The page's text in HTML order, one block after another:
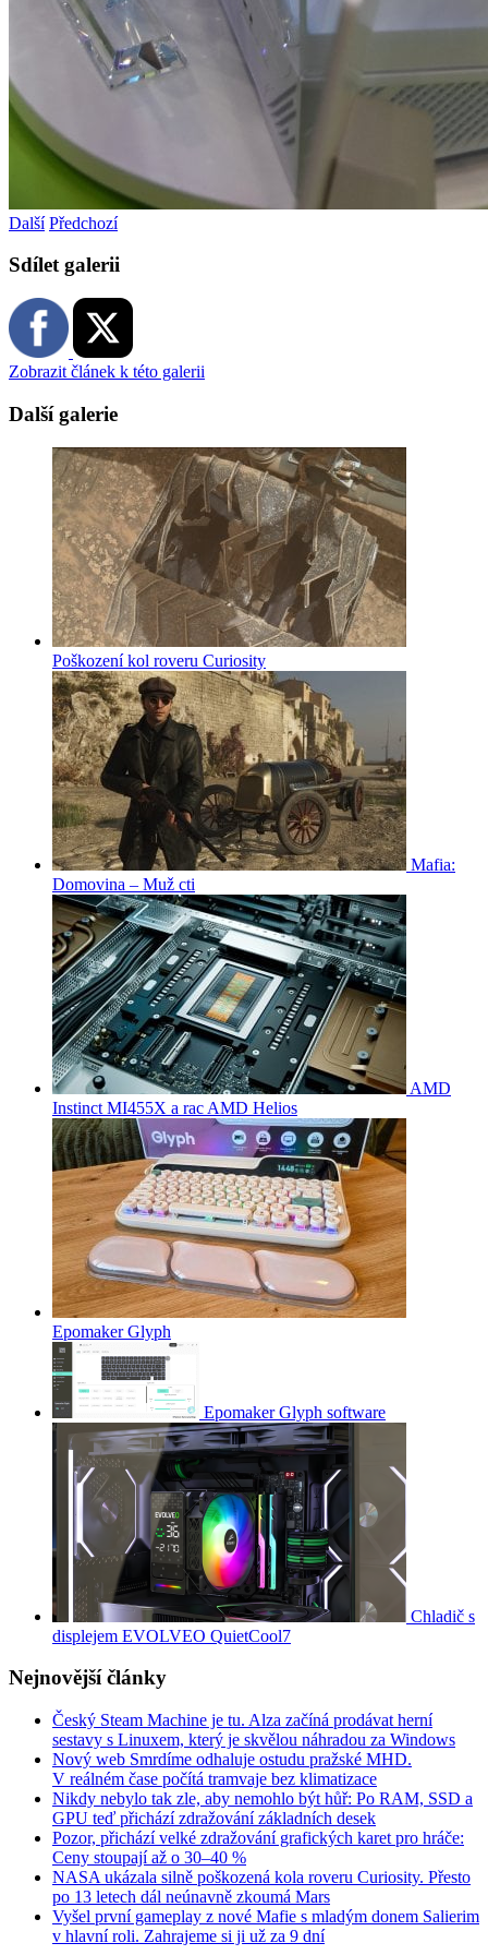
Další Předchozí
Sdílet galerii
Zobrazit článek k této galerii
Další galerie
Poškození kol roveru Curiosity
Mafia:
Domovina – Muž cti
AMD
Instinct MI455X a rac AMD Helios
Epomaker Glyph
Epomaker Glyph software
Chladič s
displejem EVOLVEO QuietCool7
Nejnovější články
Český Steam Machine je tu. Alza začíná prodávat herní
sestavy s Linuxem, který je skvělou náhradou za Windows
Nový web Smrdíme odhaluje ostudu pražské MHD.
V reálném čase počítá tramvaje bez klimatizace
Nikdy nebylo tak zle, aby nemohlo být hůř: Po RAM, SSD a
GPU teď přichází zdražování základních desek
Pozor, přichází velké zdražování grafických karet pro hráče:
Ceny stoupají až o 30–40 %
NASA ukázala silně poškozená kola roveru Curiosity. Přesto
po 13 letech dál neúnavně zkoumá Mars
Vyšel první gameplay z nové Mafie s mladým donem Salierim
v hlavní roli. Zahrajeme si ji už za 9 dní